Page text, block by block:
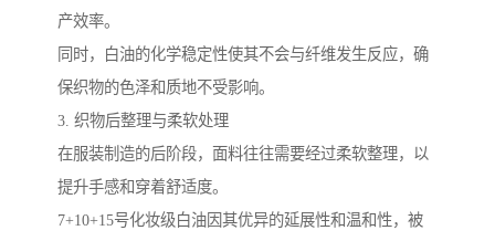
产效率。
同时，白油的化学稳定性使其不会与纤维发生反应，确
保织物的色泽和质地不受影响。
3. 织物后整理与柔软处理
在服装制造的后阶段，面料往往需要经过柔软整理，以
提升手感和穿着舒适度。
7+10+15号化妆级白油因其优异的延展性和温和性，被